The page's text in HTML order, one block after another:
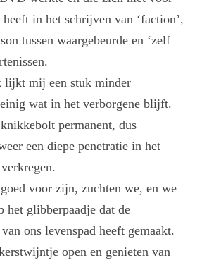
in het schrijven van ‘faction’,
tussen waargebeurde en ‘zelf
lijkt mij een stuk minder
wat in het verborgene blijft.
permanent, dus
een diepe penetratie in het
voor zijn, zuchten we, en we
het glibberpaadje dat de
ons levenspad heeft gemaakt.
open en genieten van